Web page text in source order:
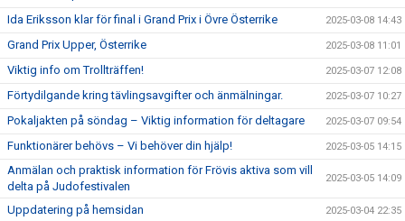
Ida Eriksson klar för final i Grand Prix i Övre Österrike 2025-03-08 14:43
Grand Prix Upper, Österrike 2025-03-08 11:01
Viktig info om Trollträffen! 2025-03-07 12:08
Förtydilgande kring tävlingsavgifter och änmälningar. 2025-03-07 10:27
Pokaljakten på söndag – Viktig information för deltagare 2025-03-07 09:54
Funktionärer behövs – Vi behöver din hjälp! 2025-03-05 14:15
Anmälan och praktisk information för Frövis aktiva som vill
delta på Judofestivalen
2025-03-05 14:09
Uppdatering på hemsidan 2025-03-04 22:35